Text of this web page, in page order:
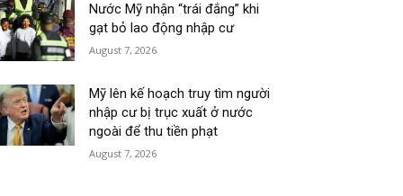
Nước Mỹ nhận “trái đắng” khi
gạt bỏ lao động nhập cư
August 7, 2026
Mỹ lên kế hoạch truy tìm người
nhập cư bị trục xuất ở nước
ngoài để thu tiền phạt
August 7, 2026